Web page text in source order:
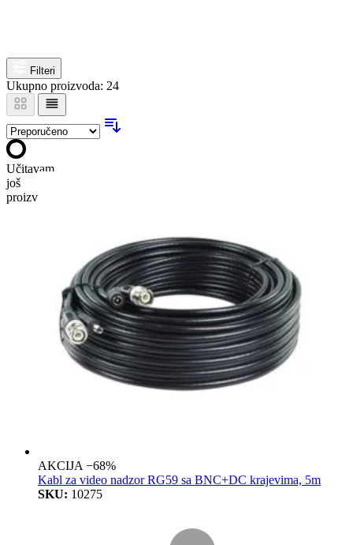
Filteri
Ukupno proizvoda: 24
Učitavam
još
proizvoda…
AKCIJA −68%
Kabl za video nadzor RG59 sa BNC+DC krajevima, 5m
SKU: 10275